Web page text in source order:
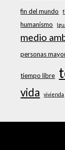
fin del mundo
humanismo
medio
personas
tiempo libre
vida vivienda